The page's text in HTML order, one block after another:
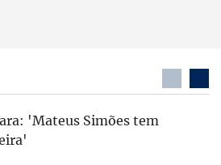
'Mateus Simões tem